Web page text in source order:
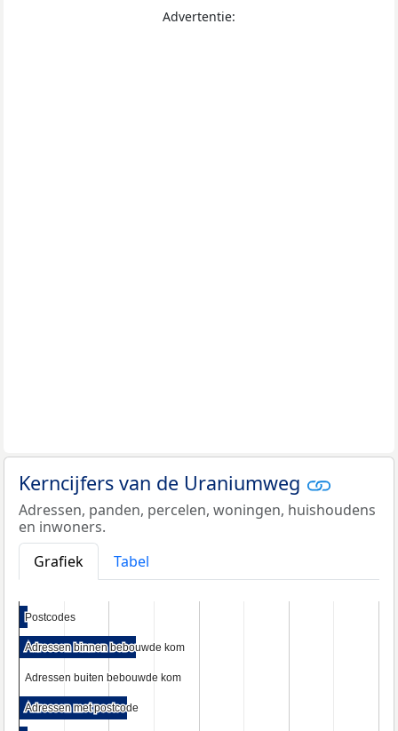
Advertentie:
Kerncijfers van de Uraniumweg
Adressen, panden, percelen, woningen, huishoudens
en inwoners.
Grafiek
Tabel
Postcodes
Postcodes
Adressen binnen bebouwde kom
Adressen binnen bebouwde kom
Adressen buiten bebouwde kom
Adressen buiten bebouwde kom
Adressen met postcode
Adressen met postcode